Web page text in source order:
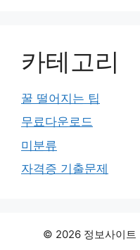
카테고리
꿀 떨어지는 팁
무료다운로드
미분류
자격증 기출문제
© 2026 정보사이트